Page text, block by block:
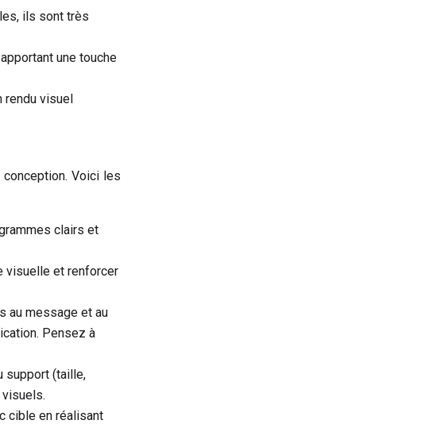
ils sont très
une touche
rendu visuel
Voici les
clairs et
visuelle et renforcer
au message et au
Pensez à
support (taille,
cible en réalisant